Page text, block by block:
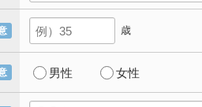
歳
男性 女性